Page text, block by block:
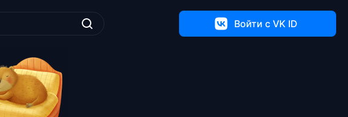
Войти c VK ID